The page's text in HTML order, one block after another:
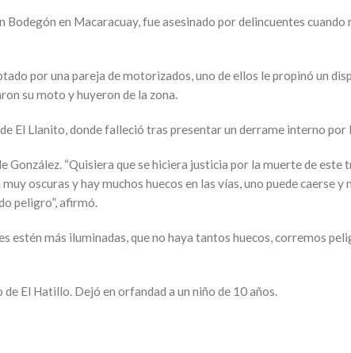
en Macaracuay, fue asesinado por delincuentes cuando
por una pareja de motorizados, uno de ellos le propinó un
su moto y huyeron de la zona.
El Llanito, donde falleció tras presentar un derrame interno por
“Quisiera que se hiciera justicia por la muerte de este
oscuras y hay muchos huecos en las vías, uno puede caerse y
peligro”, afirmó.
más iluminadas, que no haya tantos huecos, corremos
El Hatillo. Dejó en orfandad a un niño de 10 años.